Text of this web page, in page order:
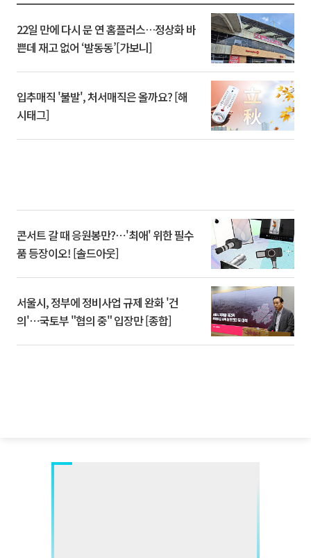
22일 만에 다시 문 연 홈플러스…정상화 바
쁜데 재고 없어 ‘발동동’[가보니]
입추매직 '불발', 처서매직은 올까요? [해
시태그]
콘서트 갈 때 응원봉만?⋯'최애' 위한 필수
품 등장이오! [솔드아웃]
서울시, 정부에 정비사업 규제 완화 '건
의'⋯국토부 "협의 중" 입장만 [종합]